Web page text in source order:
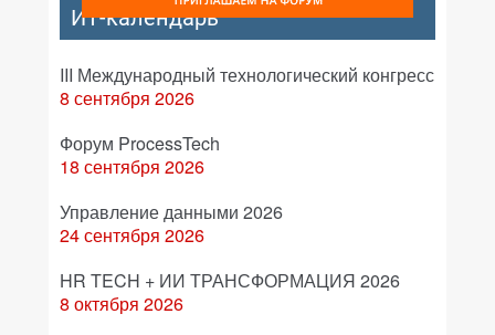
ИТ-календарь
III Международный технологический конгресс
8 сентября 2026
Форум ProcessTech
18 сентября 2026
Управление данными 2026
24 сентября 2026
HR TECH + ИИ ТРАНСФОРМАЦИЯ 2026
8 октября 2026